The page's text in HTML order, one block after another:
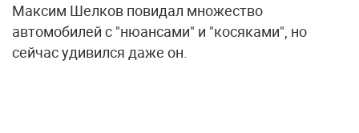
Максим Шелков повидал множество
автомобилей с "нюансами" и "косяками", но
сейчас удивился даже он.